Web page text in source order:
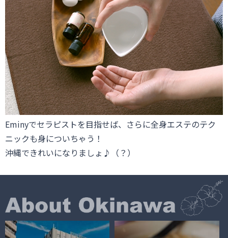
Eminyでセラピストを目指せば、さらに全身エステのテク
ニックも身についちゃう！
沖縄できれいになりましょ♪（？）